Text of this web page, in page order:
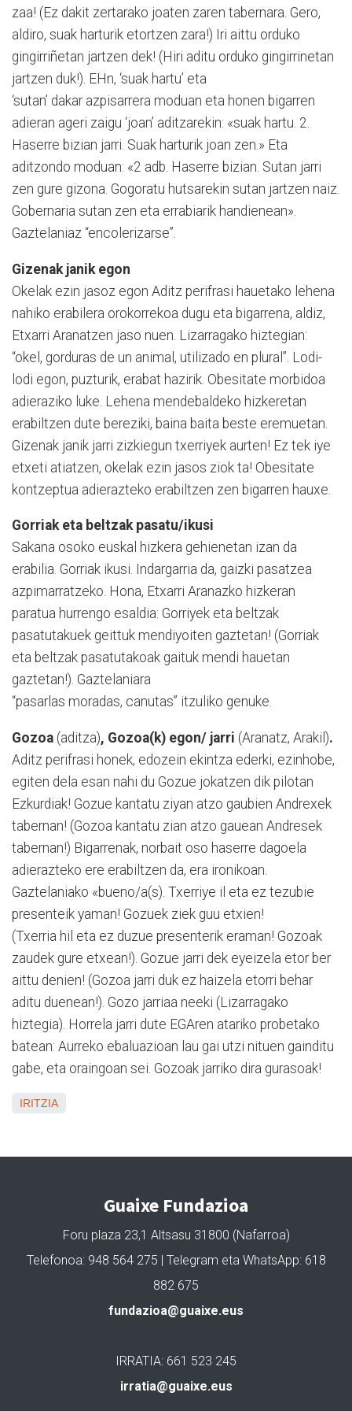
zaa! (Ez dakit zertarako joaten zaren tabernara. Gero,
aldiro, suak harturik etortzen zara!) Iri aittu orduko
gingirriñetan jartzen dek! (Hiri aditu orduko gingirrinetan
jartzen duk!). EHn, ‘suak hartu’ eta
‘sutan’ dakar azpisarrera moduan eta honen bigarren
adieran ageri zaigu ‘joan’ aditzarekin: «suak hartu. 2.
Haserre bizian jarri. Suak harturik joan zen.» Eta
aditzondo moduan: «2 adb. Haserre bizian. Sutan jarri
zen gure gizona. Gogoratu hutsarekin sutan jartzen naiz.
Gobernaria sutan zen eta errabiarik handienean».
Gaztelaniaz “encolerizarse”.
Gizenak janik egon
Okelak ezin jasoz egon Aditz perifrasi hauetako lehena
nahiko erabilera orokorrekoa dugu eta bigarrena, aldiz,
Etxarri Aranatzen jaso nuen. Lizarragako hiztegian:
“okel, gorduras de un animal, utilizado en plural”. Lodi-
lodi egon, puzturik, erabat hazirik. Obesitate morbidoa
adieraziko luke. Lehena mendebaldeko hizkeretan
erabiltzen dute bereziki, baina baita beste eremuetan.
Gizenak janik jarri zizkiegun txerriyek aurten! Ez tek iye
etxeti atiatzen, okelak ezin jasos ziok ta! Obesitate
kontzeptua adierazteko erabiltzen zen bigarren hauxe.
Gorriak eta beltzak pasatu/ikusi
Sakana osoko euskal hizkera gehienetan izan da
erabilia. Gorriak ikusi. Indargarria da, gaizki pasatzea
azpimarratzeko. Hona, Etxarri Aranazko hizkeran
paratua hurrengo esaldia: Gorriyek eta beltzak
pasatutakuek geittuk mendiyoiten gaztetan! (Gorriak
eta beltzak pasatutakoak gaituk mendi hauetan
gaztetan!). Gaztelaniara
“pasarlas moradas, canutas” itzuliko genuke.
Gozoa (aditza), Gozoa(k) egon/ jarri (Aranatz, Arakil).
Aditz perifrasi honek, edozein ekintza ederki, ezinhobe,
egiten dela esan nahi du Gozue jokatzen dik pilotan
Ezkurdiak! Gozue kantatu ziyan atzo gaubien Andrexek
tabernan! (Gozoa kantatu zian atzo gauean Andresek
tabernan!) Bigarrenak, norbait oso haserre dagoela
adierazteko ere erabiltzen da, era ironikoan.
Gaztelaniako «bueno/a(s). Txerriye il eta ez tezubie
presenteik yaman! Gozuek ziek guu etxien!
(Txerria hil eta ez duzue presenterik eraman! Gozoak
zaudek gure etxean!). Gozue jarri dek eyeizela etor ber
aittu denien! (Gozoa jarri duk ez haizela etorri behar
aditu duenean!). Gozo jarriaa neeki (Lizarragako
hiztegia). Horrela jarri dute EGAren atariko probetako
batean: Aurreko ebaluazioan lau gai utzi nituen gainditu
gabe, eta oraingoan sei. Gozoak jarriko dira gurasoak!
IRITZIA
Guaixe Fundazioa
Foru plaza 23,1 Altsasu 31800 (Nafarroa)
Telefonoa: 948 564 275 | Telegram eta WhatsApp: 618
882 675
fundazioa@guaixe.eus
IRRATIA: 661 523 245
irratia@guaixe.eus